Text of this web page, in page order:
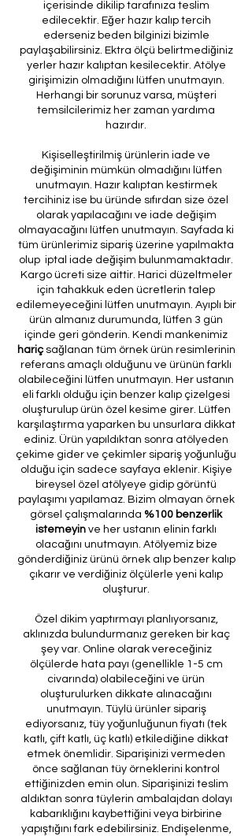
içerisinde dikilip tarafınıza teslim
edilecektir. Eğer hazır kalıp tercih
ederseniz beden bilginizi bizimle
paylaşabilirsiniz. Ektra ölçü belirtmediğiniz
yerler hazır kalıptan kesilecektir. Atölye
girişimizin olmadığını lütfen unutmayın.
Herhangi bir sorunuz varsa, müşteri
temsilcilerimiz her zaman yardıma
hazırdır.
Kişiselleştirilmiş ürünlerin iade ve
değişiminin mümkün olmadığını lütfen
unutmayın. Hazır kalıptan kestirmek
tercihiniz ise bu üründe sıfırdan size özel
olarak yapılacağını ve iade değişim
olmayacağını lütfen unutmayın. Sayfada ki
tüm ürünlerimiz sipariş üzerine yapılmakta
olup iptal iade değişim bulunmamaktadır.
Kargo ücreti size aittir. Harici düzeltmeler
için tahakkuk eden ücretlerin talep
edilemeyeceğini lütfen unutmayın. Ayıplı bir
ürün almanız durumunda, lütfen 3 gün
içinde geri gönderin. Kendi mankenimiz
hariçsağlanan tüm örnek ürün resimlerinin
referans amaçlı olduğunu ve ürünün farklı
olabileceğini lütfen unutmayın. Her ustanın
eli farklı olduğu için benzer kalıp çizelgesi
oluşturulup ürün özel kesime girer. Lütfen
karşılaştırma yaparken bu unsurlara dikkat
ediniz. Ürün yapıldıktan sonra atölyeden
çekime gider ve çekimler sipariş yoğunluğu
olduğu için sadece sayfaya eklenir. Kişiye
bireysel özel atölyeye gidip görüntü
paylaşımı yapılamaz. Bizim olmayan örnek
görsel çalışmalarında %100 benzerlik
istemeyin ve her ustanın elinin farklı
olacağını unutmayın. Atölyemiz bize
gönderdiğiniz ürünü örnek alıp benzer kalıp
çıkarır ve verdiğiniz ölçülerle yeni kalıp
oluşturur.
Özel dikim yaptırmayı planlıyorsanız,
aklınızda bulundurmanız gereken bir kaç
şey var. Online olarak vereceğiniz
ölçülerde hata payı (genellikle 1-5 cm
civarında) olabileceğini ve ürün
oluşturulurken dikkate alınacağını
unutmayın. Tüylü ürünler sipariş
ediyorsanız, tüy yoğunluğunun fiyatı (tek
katlı, çift katlı, üç katlı) etkilediğine dikkat
etmek önemlidir. Siparişinizi vermeden
önce sağlanan tüy örneklerini kontrol
ettiğinizden emin olun. Siparişinizi teslim
aldıktan sonra tüylerin ambalajdan dolayı
kabarıklığını kaybettiğini veya birbirine
yapıştığını fark edebilirsiniz. Endişelenme,